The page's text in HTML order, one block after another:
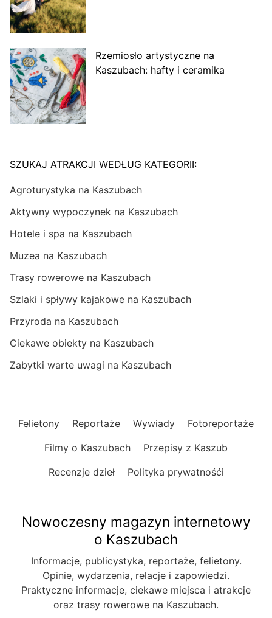
Rzemiosło artystyczne na
Kaszubach: hafty i ceramika
SZUKAJ ATRAKCJI WEDŁUG KATEGORII:
Agroturystyka na Kaszubach
Aktywny wypoczynek na Kaszubach
Hotele i spa na Kaszubach
Muzea na Kaszubach
Trasy rowerowe na Kaszubach
Szlaki i spływy kajakowe na Kaszubach
Przyroda na Kaszubach
Ciekawe obiekty na Kaszubach
Zabytki warte uwagi na Kaszubach
Felietony Reportaże Wywiady
Fotoreportaże
Filmy o Kaszubach
Przepisy z Kaszub
Recenzje dzieł
Polityka prywatnośći
Nowoczesny magazyn internetowy
o Kaszubach
Informacje, publicystyka, reportaże, felietony.
Opinie, wydarzenia, relacje i zapowiedzi.
Praktyczne informacje, ciekawe miejsca i atrakcje
oraz trasy rowerowe na Kaszubach.